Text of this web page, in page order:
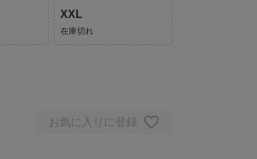
XXL
在庫切れ
お気に入りに登録